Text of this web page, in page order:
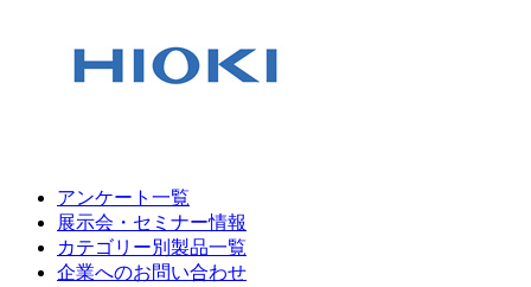
アンケート一覧
展示会・セミナー情報
カテゴリー別製品一覧
企業へのお問い合わせ